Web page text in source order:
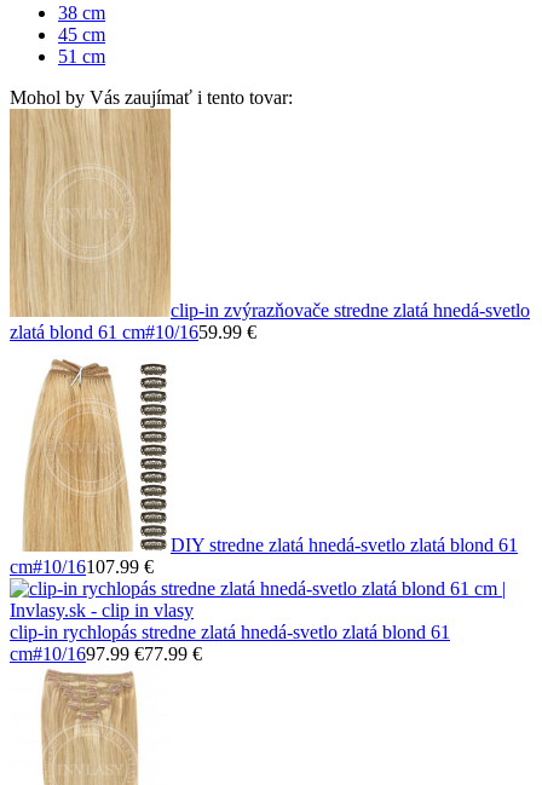
38 cm
45 cm
51 cm
Mohol by Vás zaujímať i tento tovar:
clip-in zvýrazňovače stredne zlatá hnedá-svetlo
zlatá blond 61 cm#10/1659.99 €
DIY stredne zlatá hnedá-svetlo zlatá blond 61
cm#10/16107.99 €
clip-in rychlopás stredne zlatá hnedá-svetlo zlatá blond 61
cm#10/1697.99 €77.99 €